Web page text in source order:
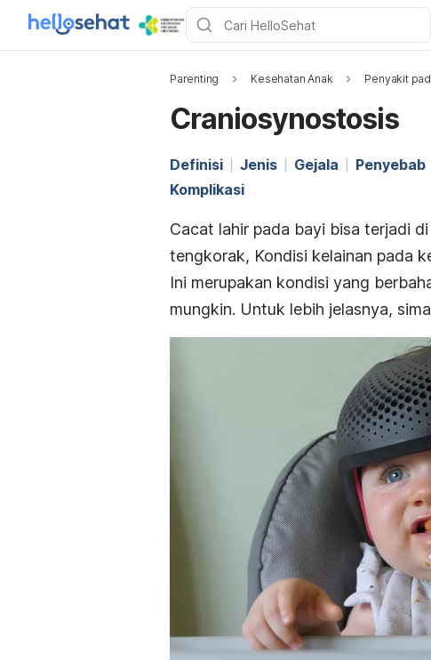
Parenting Kesehatan Anak Penyakit
Craniosynostosis
Definisi Jenis Gejala Penyebab
Komplikasi
Cacat lahir pada bayi bisa terjadi
tengkorak, Kondisi kelainan pada
Ini merupakan kondisi yang
mungkin. Untuk lebih jelasnya,